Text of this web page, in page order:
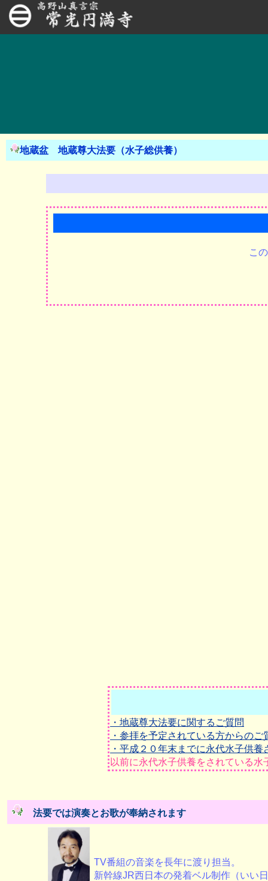
地蔵盆 地蔵尊大法要（水子総供養）
こ
・地蔵尊大法要に関するご質問
・参拝を予定されている方からのご
・平成２０年末までに永代水子供養
以前に永代水子供養をされている
法要では演奏とお歌が奉納されます
TV番組の音楽を長年に渡り担当。
新幹線JR西日本の発着ベル制作（いい